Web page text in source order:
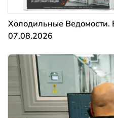
Холодильные Ведомости.
07.08.2026